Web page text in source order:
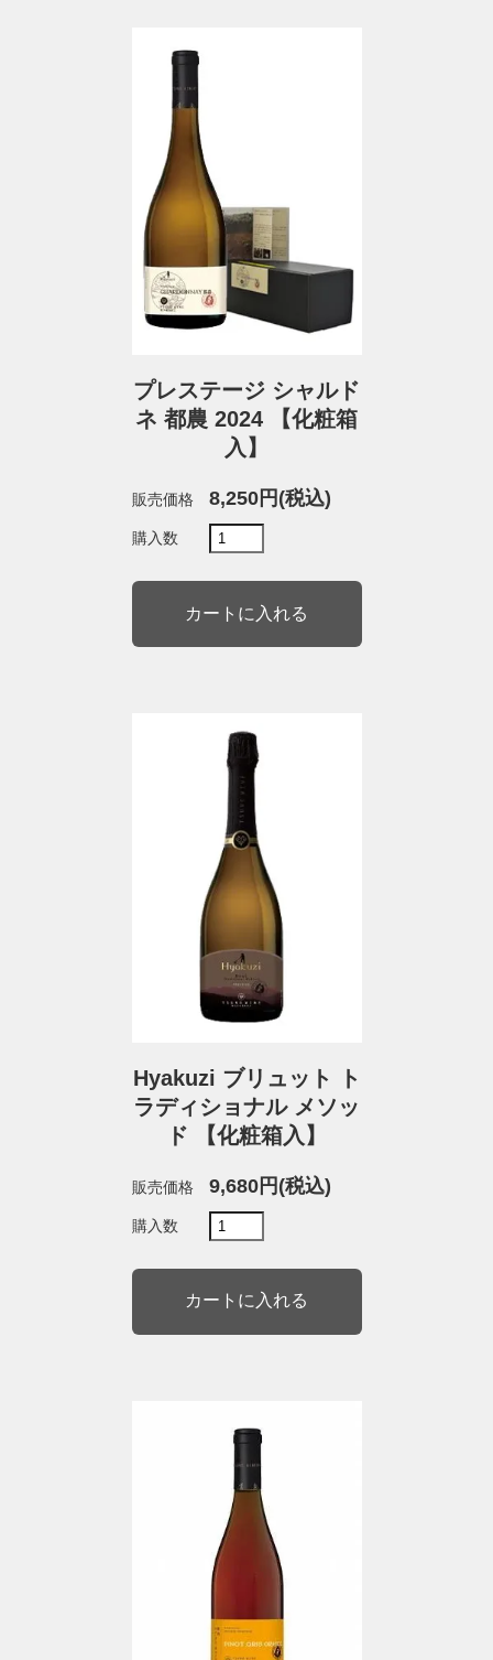
プレステージ シャルド
ネ 都農 2024 【化粧箱
入】
販売価格 8,250円(税込)
購入数
Hyakuzi ブリュット ト
ラディショナル メソッ
ド 【化粧箱入】
販売価格 9,680円(税込)
購入数